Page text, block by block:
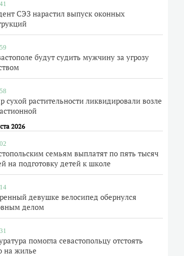
СЭЗ нарастил выпуск оконных
будут судить мужчину за угрозу
сухой растительности ликвидировали возле
2026
семьям выплатят по пять тысяч
на подготовку детей к школе
девушке велосипед обернулся
делом
помогла севастопольцу отстоять
на жилье